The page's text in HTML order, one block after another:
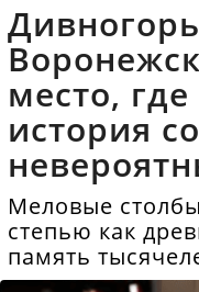
место,
история
Меловые
степью как
память